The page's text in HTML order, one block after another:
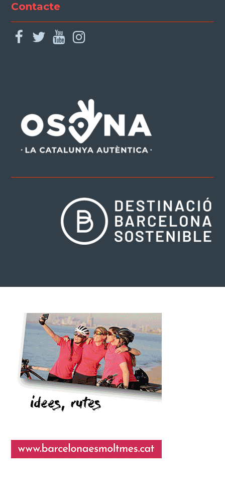
Contacte
facebook
twitteryoutube